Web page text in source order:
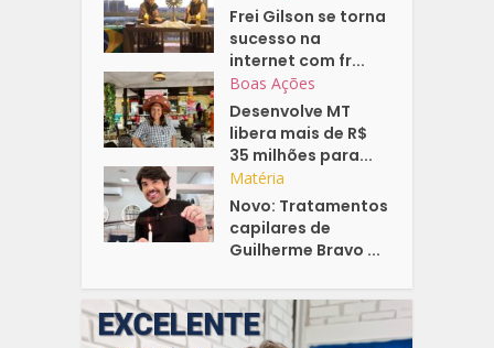
Frei Gilson se torna
sucesso na
internet com fr...
Boas Ações
Desenvolve MT
libera mais de R$
35 milhões para...
Matéria
Novo: Tratamentos
capilares de
Guilherme Bravo ...